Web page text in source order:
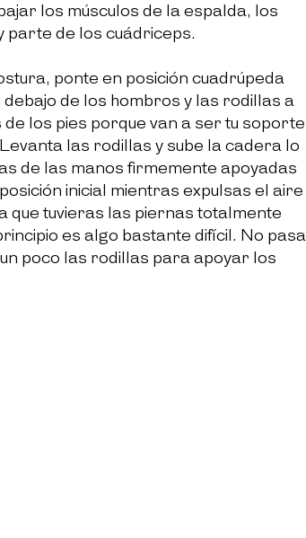
los músculos de la espalda, los
parte de los cuádriceps.
, ponte en posición cuadrúpeda
de los hombros y las rodillas a
los pies porque van a ser tu soporte
las rodillas y sube la cadera lo
de las manos firmemente apoyadas
inicial mientras expulsas el aire
que tuvieras las piernas totalmente
es algo bastante difícil. No pasa
poco las rodillas para apoyar los